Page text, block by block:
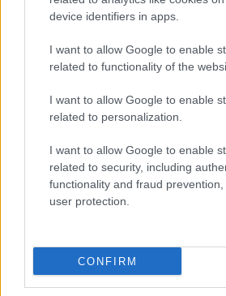
device identifiers in apps.
I want to allow Google to enable
related to functionality of the
I want to allow Google to enable
related to personalization.
I want to allow Google to enable
related to security, including
functionality and fraud
user protection.
CONFIRM